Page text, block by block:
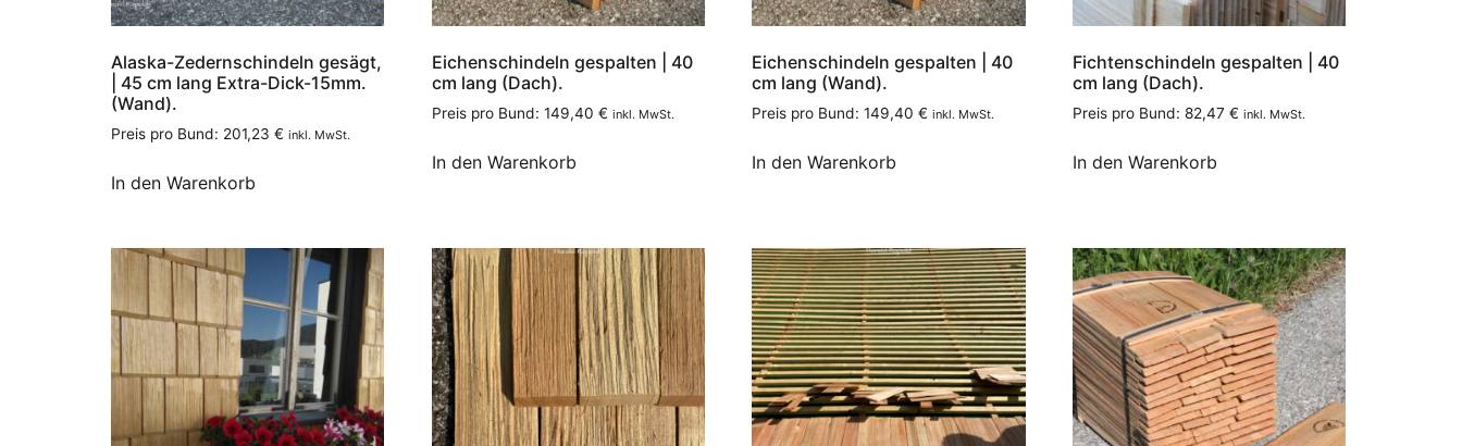
Alaska-Zedernschindeln gesägt,
| 45 cm lang Extra-Dick-15mm.
(Wand).
Preis pro Bund: 201,23 € inkl. MwSt.
In den Warenkorb
Eichenschindeln gespalten | 40
cm lang (Dach).
Preis pro Bund: 149,40 € inkl. MwSt.
In den Warenkorb
Eichenschindeln gespalten | 40
cm lang (Wand).
Preis pro Bund:149,40€ inkl. MwSt.
In den Warenkorb
Fichtenschindeln gespalten | 40
cm lang (Dach).
Preis pro Bund:82,47€ inkl. MwSt.
In den Warenkorb